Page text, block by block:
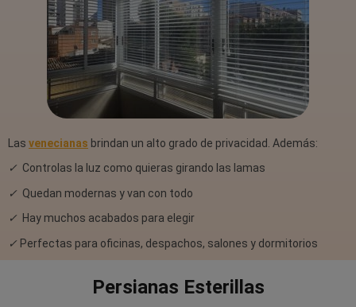
Las venecianas brindan un alto grado de privacidad. Además:
✓ Controlas la luz como quieras girando las lamas
✓ Quedan modernas y van con todo
✓ Hay muchos acabados para elegir
✓ Perfectas para oficinas, despachos, salones y dormitorios
Persianas Esterillas